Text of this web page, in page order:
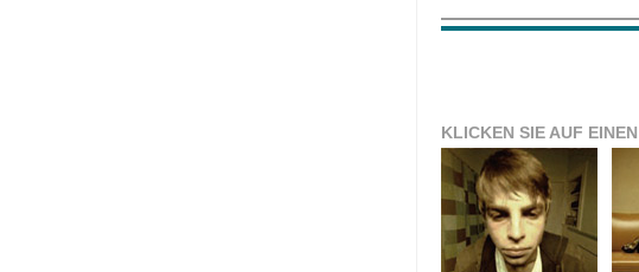
KLICKEN SIE AUF